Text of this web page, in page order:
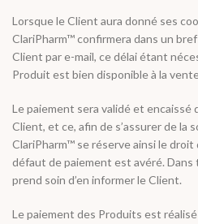
Lorsque le Client aura donné ses
ClariPharm™ confirmera dans un
Client par e-mail, ce délai étant
Produit est bien disponible à la
Le paiement sera validé et encaissé
Client, et ce, afin de s’assurer de la
ClariPharm™ se réserve ainsi le droit
défaut de paiement est avéré. Dans
prend soin d’en informer le Client.
Le paiement des Produits est